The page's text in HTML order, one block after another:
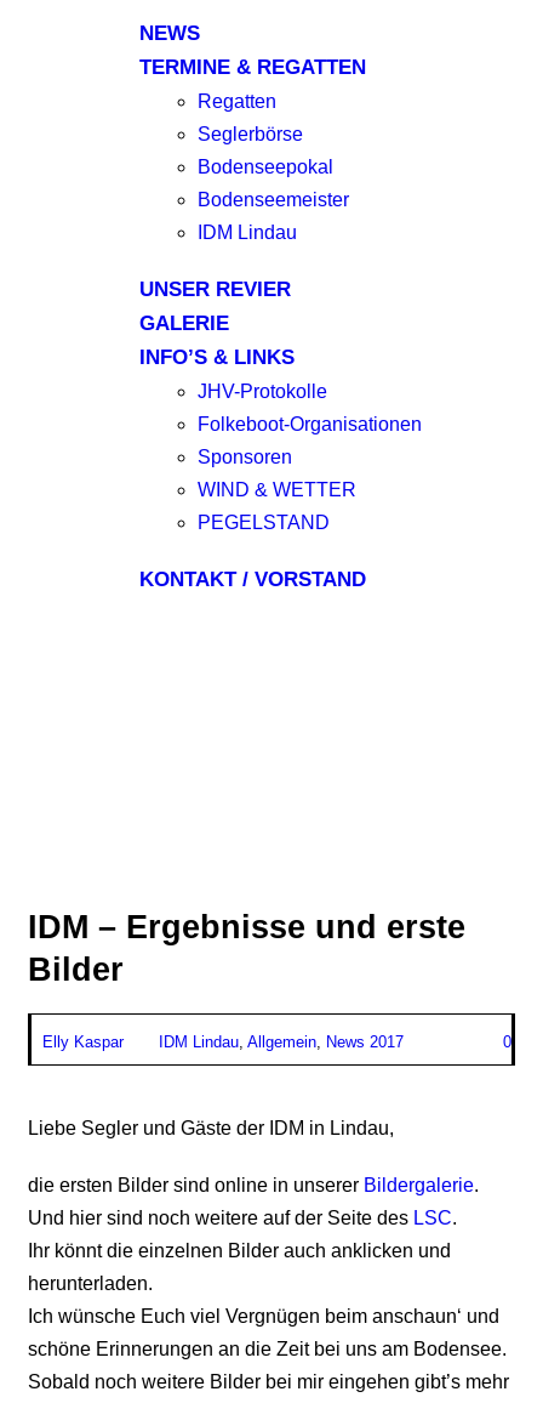
NEWS
TERMINE & REGATTEN
Regatten
Seglerbörse
Bodenseepokal
Bodenseemeister
IDM Lindau
UNSER REVIER
GALERIE
INFO’S & LINKS
JHV-Protokolle
Folkeboot-Organisationen
Sponsoren
WIND & WETTER
PEGELSTAND
KONTAKT / VORSTAND
IDM – Ergebnisse und erste
Bilder
Elly Kaspar IDM Lindau, Allgemein, News 2017 0
Liebe Segler und Gäste der IDM in Lindau,
die ersten Bilder sind online in unserer Bildergalerie.
Und hier sind noch weitere auf der Seite des LSC.
Ihr könnt die einzelnen Bilder auch anklicken und
herunterladen.
Ich wünsche Euch viel Vergnügen beim anschaun‘ und
schöne Erinnerungen an die Zeit bei uns am Bodensee.
Sobald noch weitere Bilder bei mir eingehen gibt’s mehr